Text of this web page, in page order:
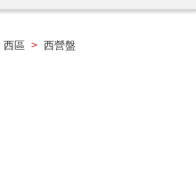
西區 > 西營盤